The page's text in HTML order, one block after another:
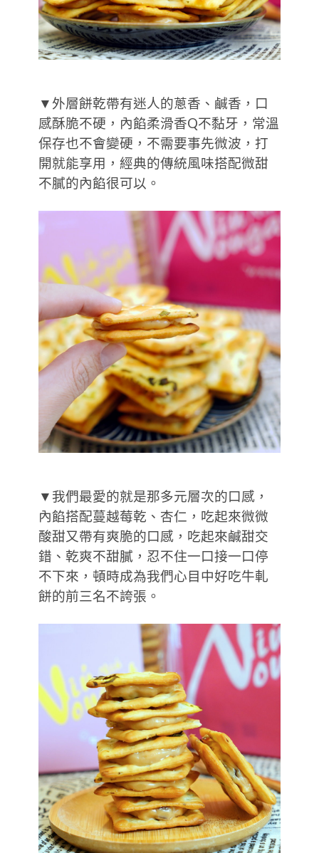
▼外層餅乾帶有迷人的蔥香、鹹香，口
感酥脆不硬，內餡柔滑香Q不黏牙，常溫
保存也不會變硬，不需要事先微波，打
開就能享用，經典的傳統風味搭配微甜
不膩的內餡很可以。
▼我們最愛的就是那多元層次的口感，
內餡搭配蔓越莓乾、杏仁，吃起來微微
酸甜又帶有爽脆的口感，吃起來鹹甜交
錯、乾爽不甜膩，忍不住一口接一口停
不下來，頓時成為我們心目中好吃牛軋
餅的前三名不誇張。